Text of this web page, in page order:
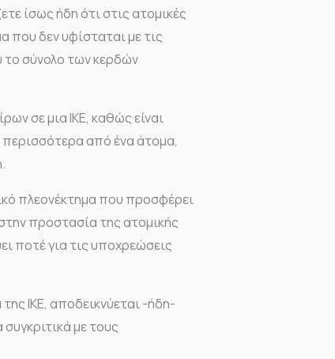
ίσως ήδη ότι στις ατομικές
που δεν υφίσταται με τις
το σύνολο των κερδών
σε μια ΙΚΕ, καθώς είναι
από ένα άτομα,
πλεονέκτημα που προσφέρει
προστασία της ατομικής
ποτέ για τις υποχρεώσεις
ΙΚΕ, αποδεικνύεται -ήδη-
με τους